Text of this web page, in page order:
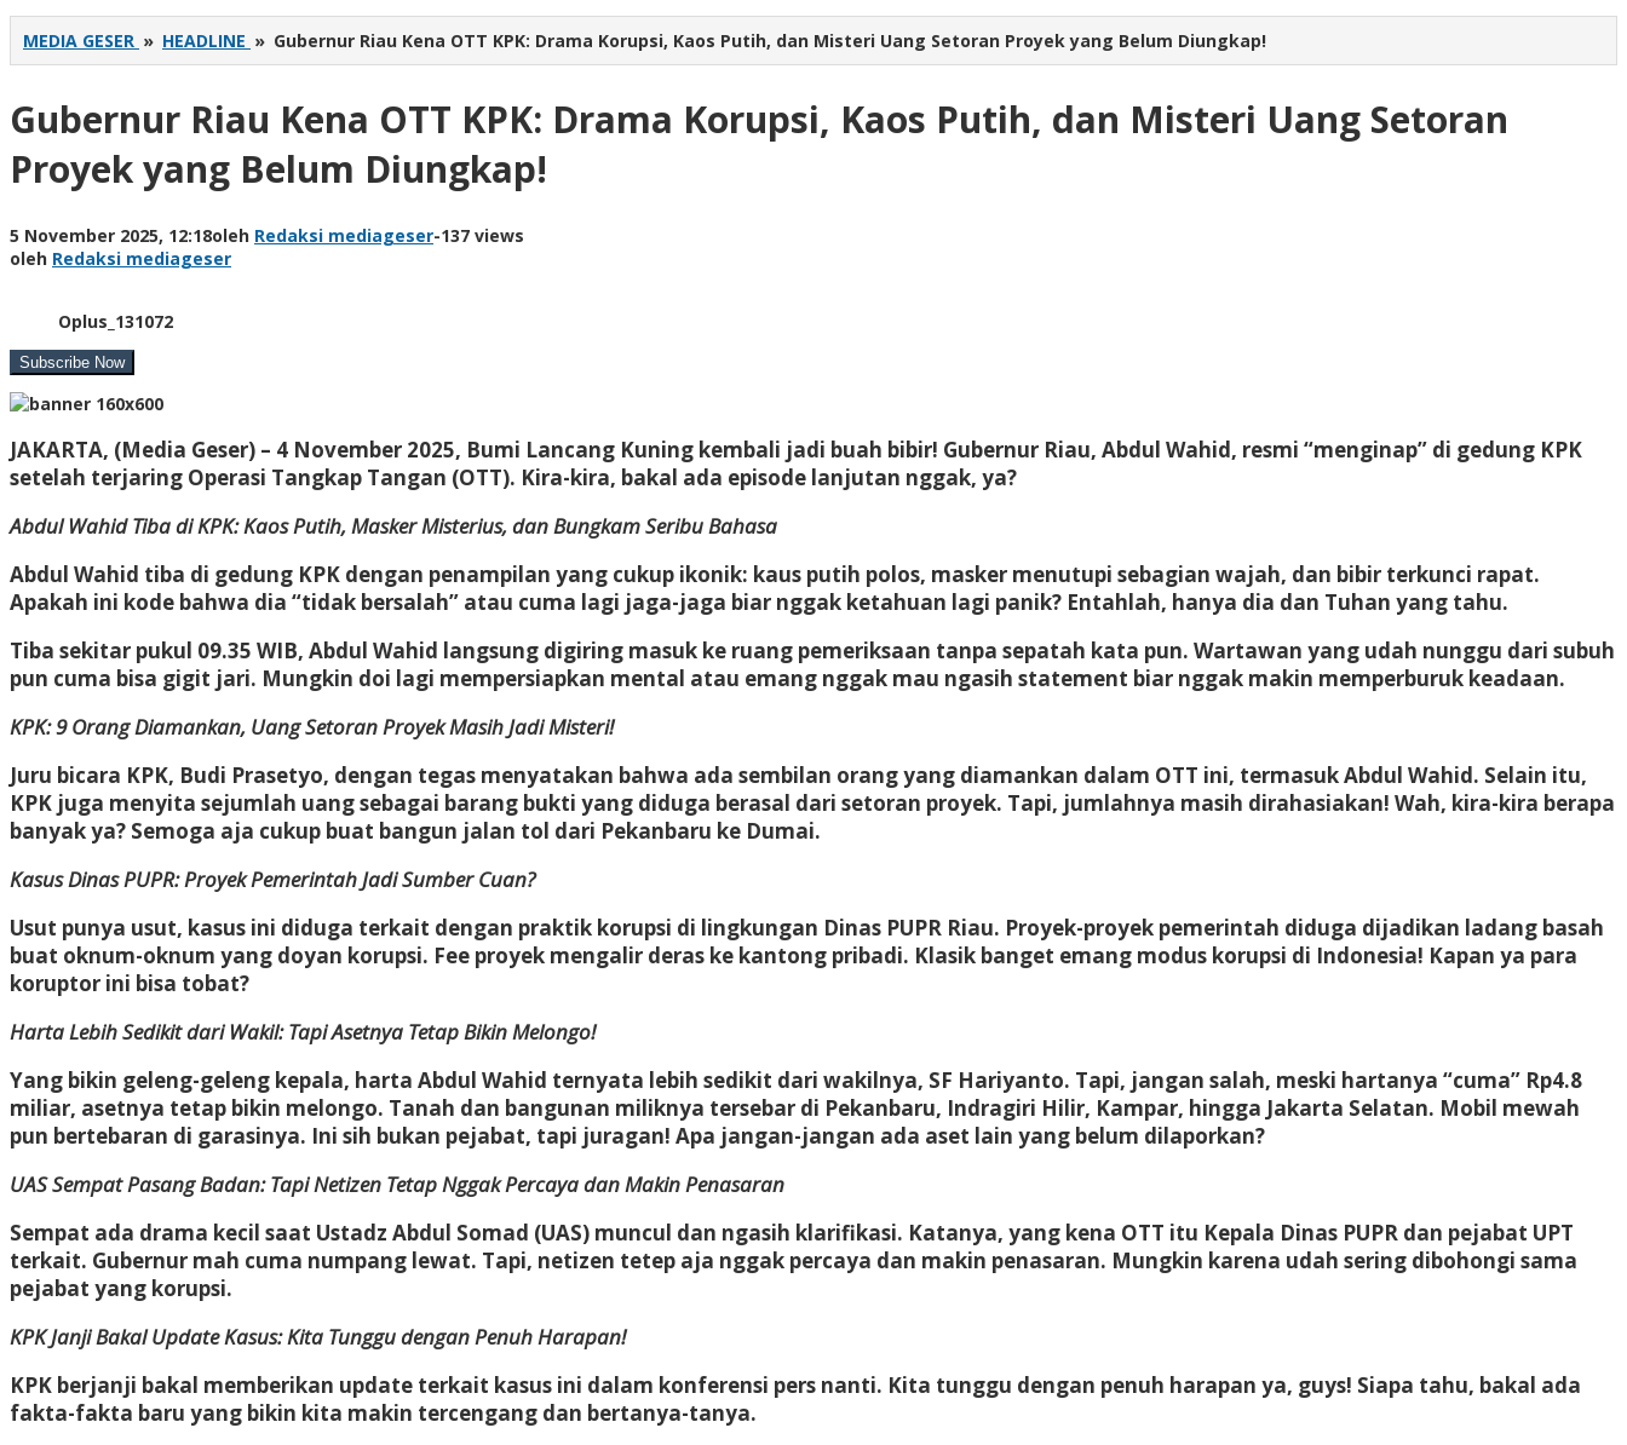
MEDIA GESER » HEADLINE » Gubernur Riau Kena OTT KPK: Drama Korupsi, Kaos Putih, dan Misteri Uang Setoran Proyek yang Belum Diungkap!
Gubernur Riau Kena OTT KPK: Drama Korupsi, Kaos Putih, dan Misteri Uang Setoran
Proyek yang Belum Diungkap!
5 November 2025, 12:18oleh Redaksi mediageser-137 views
oleh Redaksi mediageser
Oplus_131072
JAKARTA, (Media Geser) – 4 November 2025, Bumi Lancang Kuning kembali jadi buah bibir! Gubernur Riau, Abdul Wahid, resmi “menginap” di gedung KPK
setelah terjaring Operasi Tangkap Tangan (OTT). Kira-kira, bakal ada episode lanjutan nggak, ya?
Abdul Wahid Tiba di KPK: Kaos Putih, Masker Misterius, dan Bungkam Seribu Bahasa
Abdul Wahid tiba di gedung KPK dengan penampilan yang cukup ikonik: kaus putih polos, masker menutupi sebagian wajah, dan bibir terkunci rapat.
Apakah ini kode bahwa dia “tidak bersalah” atau cuma lagi jaga-jaga biar nggak ketahuan lagi panik? Entahlah, hanya dia dan Tuhan yang tahu.
Tiba sekitar pukul 09.35 WIB, Abdul Wahid langsung digiring masuk ke ruang pemeriksaan tanpa sepatah kata pun. Wartawan yang udah nunggu dari subuh
pun cuma bisa gigit jari. Mungkin doi lagi mempersiapkan mental atau emang nggak mau ngasih statement biar nggak makin memperburuk keadaan.
KPK: 9 Orang Diamankan, Uang Setoran Proyek Masih Jadi Misteri!
Juru bicara KPK, Budi Prasetyo, dengan tegas menyatakan bahwa ada sembilan orang yang diamankan dalam OTT ini, termasuk Abdul Wahid. Selain itu,
KPK juga menyita sejumlah uang sebagai barang bukti yang diduga berasal dari setoran proyek. Tapi, jumlahnya masih dirahasiakan! Wah, kira-kira berapa
banyak ya? Semoga aja cukup buat bangun jalan tol dari Pekanbaru ke Dumai.
Kasus Dinas PUPR: Proyek Pemerintah Jadi Sumber Cuan?
Usut punya usut, kasus ini diduga terkait dengan praktik korupsi di lingkungan Dinas PUPR Riau. Proyek-proyek pemerintah diduga dijadikan ladang basah
buat oknum-oknum yang doyan korupsi. Fee proyek mengalir deras ke kantong pribadi. Klasik banget emang modus korupsi di Indonesia! Kapan ya para
koruptor ini bisa tobat?
Harta Lebih Sedikit dari Wakil: Tapi Asetnya Tetap Bikin Melongo!
Yang bikin geleng-geleng kepala, harta Abdul Wahid ternyata lebih sedikit dari wakilnya, SF Hariyanto. Tapi, jangan salah, meski hartanya “cuma” Rp4.8
miliar, asetnya tetap bikin melongo. Tanah dan bangunan miliknya tersebar di Pekanbaru, Indragiri Hilir, Kampar, hingga Jakarta Selatan. Mobil mewah
pun bertebaran di garasinya. Ini sih bukan pejabat, tapi juragan! Apa jangan-jangan ada aset lain yang belum dilaporkan?
UAS Sempat Pasang Badan: Tapi Netizen Tetap Nggak Percaya dan Makin Penasaran
Sempat ada drama kecil saat Ustadz Abdul Somad (UAS) muncul dan ngasih klarifikasi. Katanya, yang kena OTT itu Kepala Dinas PUPR dan pejabat UPT
terkait. Gubernur mah cuma numpang lewat. Tapi, netizen tetep aja nggak percaya dan makin penasaran. Mungkin karena udah sering dibohongi sama
pejabat yang korupsi.
KPK Janji Bakal Update Kasus: Kita Tunggu dengan Penuh Harapan!
KPK berjanji bakal memberikan update terkait kasus ini dalam konferensi pers nanti. Kita tunggu dengan penuh harapan ya, guys! Siapa tahu, bakal ada
fakta-fakta baru yang bikin kita makin tercengang dan bertanya-tanya.